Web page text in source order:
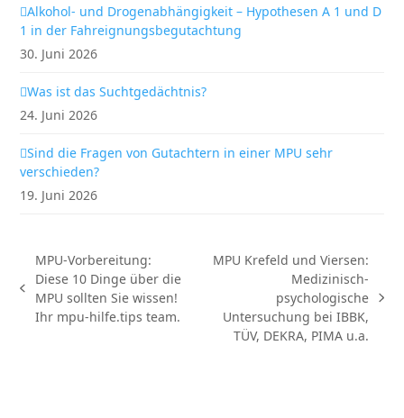
Alkohol- und Drogenabhängigkeit – Hypothesen A 1 und D
1 in der Fahreignungsbegutachtung
30. Juni 2026
Was ist das Suchtgedächtnis?
24. Juni 2026
Sind die Fragen von Gutachtern in einer MPU sehr
verschieden?
19. Juni 2026
vorheriger
Beitrag:
MPU-Vorbereitung:
Diese 10 Dinge über die
MPU sollten Sie wissen!
Ihr mpu-hilfe.tips team.
Beitrag:
MPU Krefeld und Viersen:
Medizinisch-
psychologische
Untersuchung bei IBBK,
TÜV, DEKRA, PIMA u.a.